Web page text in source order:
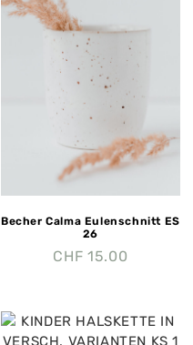
Becher Calma Eulenschnitt ES
26
CHF 15.00